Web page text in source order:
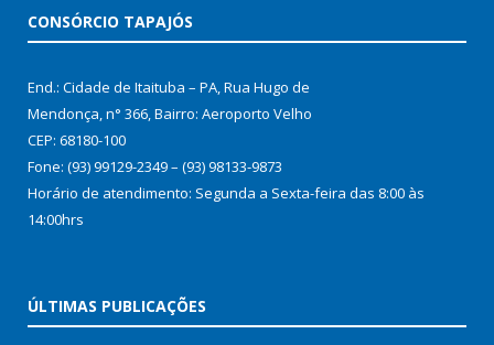
CONSÓRCIO TAPAJÓS
End.: Cidade de Itaituba – PA, Rua Hugo de
Mendonça, n° 366, Bairro: Aeroporto Velho
CEP: 68180-100
Fone: (93) 99129-2349 – (93) 98133-9873
Horário de atendimento: Segunda a Sexta-feira das 8:00 às
14:00hrs
ÚLTIMAS PUBLICAÇÕES